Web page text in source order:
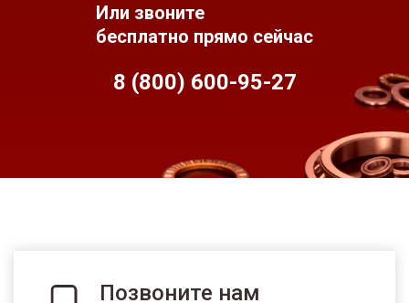
Или звоните
бесплатно прямо сейчас
8 (800) 600-95-27
Позвоните нам